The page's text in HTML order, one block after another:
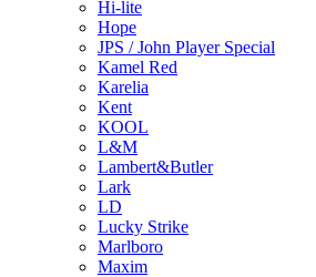
Hi-lite
Hope
JPS / John Player Special
Kamel Red
Karelia
Kent
KOOL
L&M
Lambert&Butler
Lark
LD
Lucky Strike
Marlboro
Maxim